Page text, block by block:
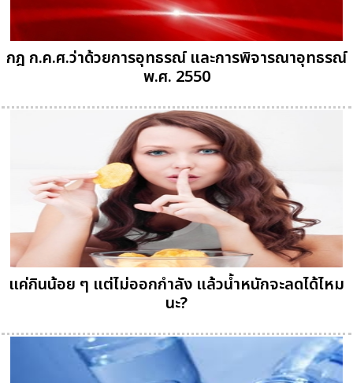
กฎ ก.ค.ศ.ว่าด้วยการอุทธรณ์ และการพิจารณาอุทธรณ์
พ.ศ. 2550
แค่กินน้อย ๆ แต่ไม่ออกกำลัง แล้วน้ำหนักจะลดได้ไหม
นะ?